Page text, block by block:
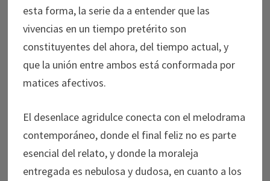
esta forma, la serie da a entender que las
vivencias en un tiempo pretérito son
constituyentes del ahora, del tiempo actual, y
que la unión entre ambos está conformada por
matices afectivos.
El desenlace agridulce conecta con el melodrama
contemporáneo, donde el final feliz no es parte
esencial del relato, y donde la moraleja
entregada es nebulosa y dudosa, en cuanto a los